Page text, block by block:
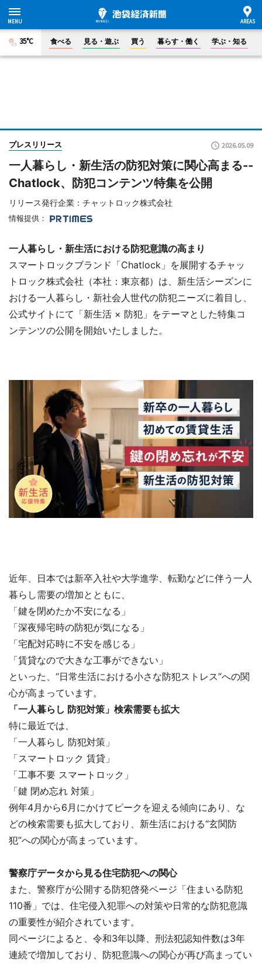
35°C 食べる 見る・遊ぶ 買う 暮らす・働く 学ぶ・知る
プレスリリース 2026.05.09
一人暮らし・新生活の防犯対策に関心高まる--
Chatlock、防犯コンテンツ特集を公開
リリース発行企業：チャットロック株式会社
情報提供：
一人暮らし・新生活における防犯意識の高まり
スマートロックブランド「Chatlock」を展開するチャッ
トロック株式会社（本社：東京都）は、新生活シーズンに
おける一人暮らし・新社会人世代の防犯ニーズに着目し、
公式サイトにて「新生活 × 防犯」をテーマとした特集コ
ンテンツの公開を開始いたしました。
近年、日本では新卒入社や大学進学、転勤などに伴う一人
暮らし需要の増加とともに、
「鍵を閉めたか不安になる」
「深夜帰宅時の防犯が気になる」
「宅配対応時に不安を感じる」
「賃貸なので大きな工事ができない」
といった、“日常生活における小さな防犯ストレス”への関
心が高まっています。
「一人暮らし 防犯対策」検索需要も拡大
特に最近では、
「一人暮らし 防犯対策」
「スマートロック 賃貸」
「工事不要 スマートロック」
「鍵 閉め忘れ 対策」
例年4月から6月にかけてピークを迎える傾向にあり、な
どの検索需要も拡大しており、新生活における“玄関防
犯”への関心が高まっています。
警察庁データから見る住宅防犯への関心
また、警察庁が公開する防犯啓発ページ「住まいる防犯
110番」では、住宅侵入犯罪への対策や日常的な防犯意識
の重要性が紹介されています。
同ページによると、令和3年以降、刑法犯認知件数は3年
連続で増加しており、防犯意識への関心が再び高まってい